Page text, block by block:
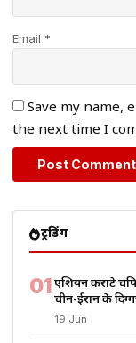
Email *
Save my name,
the next time I
ट्रेंडिंग
01एशियन कराटे
चीन-ईरान के
19 Jun